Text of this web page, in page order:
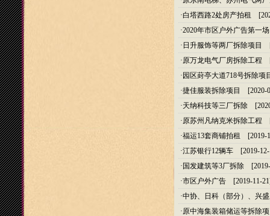
·白塔西路2处房产拍租
·2020年市区户外广告第一场
· 日升服饰等两厂拆除项目
·原万龙电气厂房拆除工程
· 园区葑亭大道718号拆除项
·捷佳服装拆除项目
[2020-
·天纳科技等三厂拆除
·原苏州凡纳克米拆除工程
·福运13套商铺拍租
[2019-
·江苏银行12辆车 [2019-
· 国发建筑等3厂拆除
·市区户外广告 [2019-11-
·中协、日科（部分）、兴
·原中海集装箱储运等拆除